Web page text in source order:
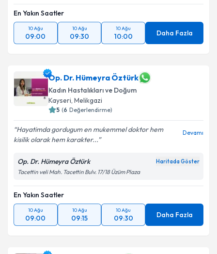
En Yakın Saatler
10 Ağu
09:00
10 Ağu
09:30
10 Ağu
10:00 Daha Fazla
Op. Dr. Hümeyra Öztürk
Kadın Hastalıkları ve Doğum
Kayseri, Melikgazi
5 (6 Değerlendirme)
Hayatimda gordugum en mukemmel doktor hem
kisilik olarak hem karakter...
Devamı
Op. Dr. Hümeyra Öztürk Haritada Göster
Tacettin veli Mah. Tacettin Bulv. 17/18 Üzüm Plaza
En Yakın Saatler
10 Ağu
09:00
10 Ağu
09:15
10 Ağu
09:30 Daha Fazla